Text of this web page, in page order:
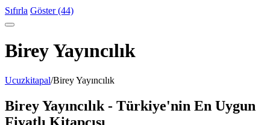
Sıfırla Göster (44)
Birey Yayıncılık
Ucuzkitapal/Birey Yayıncılık
Birey Yayıncılık - Türkiye'nin En Uygun
Fiyatlı Kitapçısı